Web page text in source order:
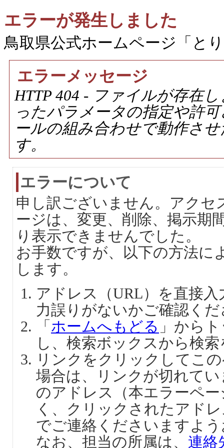
エラーが発生しました
鳥取県公式ホームページ「と
エラーメッセージ
HTTP 404 - ファイルが存在
ったパラメータの指定や許
ールの組み合わせで動作さ
す。
エラーについて
申し訳ございません。アクセ
ージは、変更、削除、掲示期
り表示できませんでした。
お手数ですが、以下の方法に
します。
アドレス（URL）を直接
力誤りがないかご確認く
「 ホームへもどる 」から
し、検索ボックスから検
リンクをクリックしてこ
場合は、リンクが切れて
のアドレス（本エラーペ
く、クリックされたアド
でご連絡くださいますよ
なお、担当の所属は、 連絡